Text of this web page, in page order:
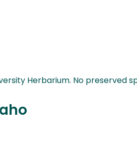
Herbarium. No preserved